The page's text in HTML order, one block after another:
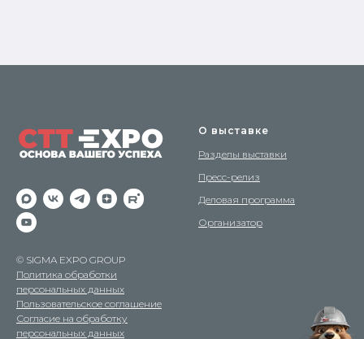
© SIGMA EXPO GROUP
Политика обработки
персональных данных
Пользовательское соглашение
Согласие на обработку
персональных данных
О выставке
Разделы выставки
Пресс-релиз
Деловая программа
Организатор